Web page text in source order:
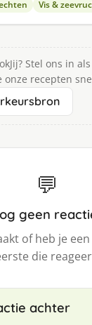
Vis &
Stel ons in
recepten
💬
geen
of heb je een
die
achter